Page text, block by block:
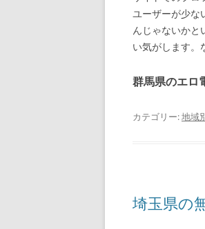
ユーザーが少な
んじゃないかと
い気がします。
群馬県のエロ
カテゴリー:地域
埼玉県の